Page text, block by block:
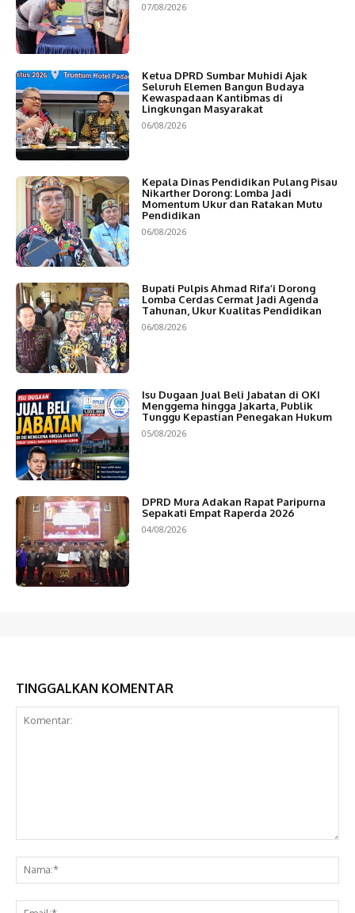
07/08/2026
Ketua DPRD Sumbar Muhidi Ajak
Seluruh Elemen Bangun Budaya
Kewaspadaan Kantibmas di
Lingkungan Masyarakat
06/08/2026
Kepala Dinas Pendidikan Pulang Pisau
Nikarther Dorong: Lomba Jadi
Momentum Ukur dan Ratakan Mutu
Pendidikan
06/08/2026
Bupati Pulpis Ahmad Rifa’i Dorong
Lomba Cerdas Cermat Jadi Agenda
Tahunan, Ukur Kualitas Pendidikan
06/08/2026
Isu Dugaan Jual Beli Jabatan di OKI
Menggema hingga Jakarta, Publik
Tunggu Kepastian Penegakan Hukum
05/08/2026
DPRD Mura Adakan Rapat Paripurna
Sepakati Empat Raperda 2026
04/08/2026
TINGGALKAN KOMENTAR